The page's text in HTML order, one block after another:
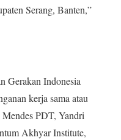
Serang, Banten,”
Gerakan Indonesia
kerja sama atau
PDT, Yandri
Akhyar Institute,